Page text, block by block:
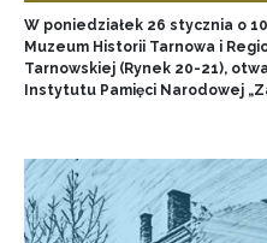
W poniedziałek 26 stycznia o
Muzeum Historii Tarnowa i
Tarnowskiej (Rynek 20-21),
Instytutu Pamięci Narodowej